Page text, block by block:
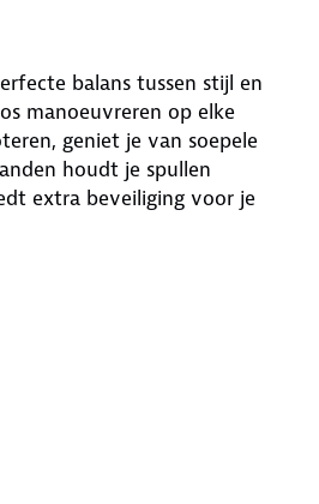
balans tussen stijl en
manoeuvreren op elke
geniet je van soepele
houdt je spullen
extra beveiliging voor je
Met afmetingen van 65 x
zeegroen of stijlvol donkerroze.
beschikbaar in small en large.
van het Amerikaanse